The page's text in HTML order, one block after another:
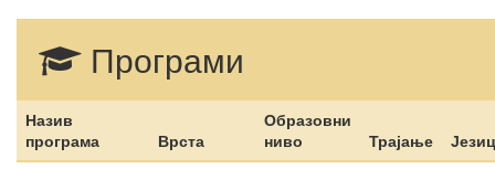
Програми
Назив
програма
Врста
Образовни
ниво
Трајање